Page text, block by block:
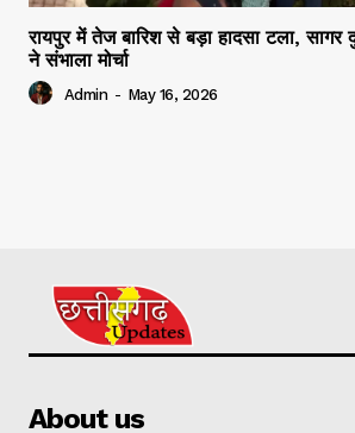
रायपुर में तेज बारिश से बड़ा हादसा टला, सागर
ने संभाला मोर्चा
Admin - May 16, 2026
About us